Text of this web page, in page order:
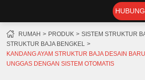
RUMAH PRODUK
SISTEM STRUKTUR
STRUKTUR BAJA BENGKEL
KANDANG AYAM STRUKTUR BAJA DESAIN
UNGGAS DENGAN SISTEM OTOMATIS